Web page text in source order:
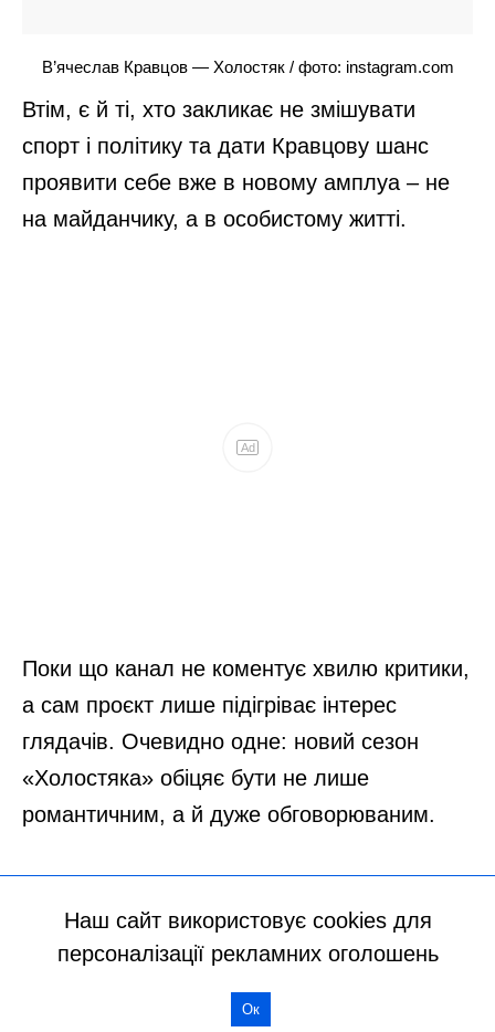
Наш сайт використовує cookies для
персоналізації рекламних оголошень
Ок